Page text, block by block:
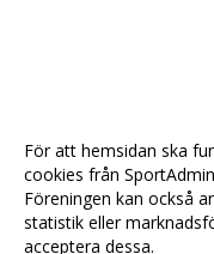
För att hemsidan ska
cookies från
Föreningen kan också
statistik eller
acceptera dessa.